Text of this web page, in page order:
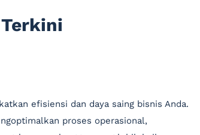
efisiensi dan daya saing bisnis Anda.
proses operasional,